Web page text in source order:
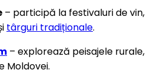
– participă la festivaluri de vin,
târguri tradiționale.
– explorează peisajele rurale,
Moldovei.